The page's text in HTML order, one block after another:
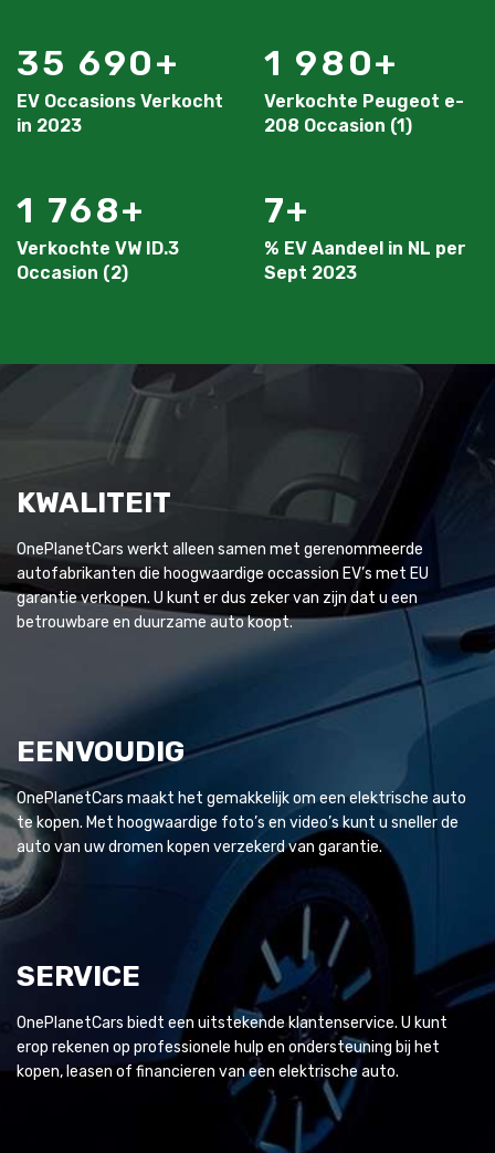
35 690
EV Occasions Verkocht
in 2023
1 980
Verkochte Peugeot e-
208 Occasion (1)
1 768
Verkochte VW ID.3
Occasion (2)
7
% EV Aandeel in NL per
Sept 2023
KWALITEIT
OnePlanetCars werkt alleen samen met gerenommeerde
autofabrikanten die hoogwaardige occassion EV’s met EU
garantie verkopen. U kunt er dus zeker van zijn dat u een
betrouwbare en duurzame auto koopt.
EENVOUDIG
OnePlanetCars maakt het gemakkelijk om een elektrische auto
te kopen. Met hoogwaardige foto’s en video’s kunt u sneller de
auto van uw dromen kopen verzekerd van garantie.
SERVICE
OnePlanetCars biedt een uitstekende klantenservice. U kunt
erop rekenen op professionele hulp en ondersteuning bij het
kopen, leasen of financieren van een elektrische auto.